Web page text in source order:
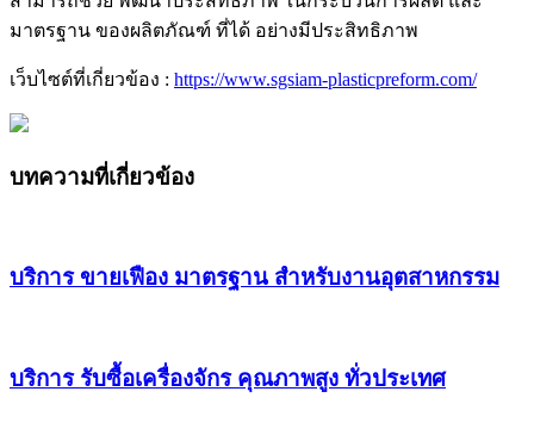
มาตรฐาน ของผลิตภัณฑ์ ที่ได้ อย่างมีประสิทธิภาพ
เว็บไซต์ที่เกี่ยวข้อง : https://www.sgsiam-plasticpreform.com/
บทความที่เกี่ยวข้อง
บริการ ขายเฟือง มาตรฐาน สำหรับงานอุตสาหกรรม
บริการ รับซื้อเครื่องจักร คุณภาพสูง ทั่วประเทศ